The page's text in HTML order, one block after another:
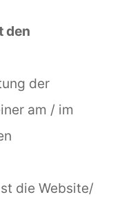
den
der
am / im
die Website/